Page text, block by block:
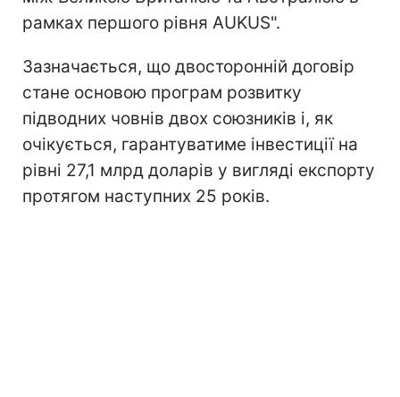
рамках першого рівня AUKUS".
Зазначається, що двосторонній договір
стане основою програм розвитку
підводних човнів двох союзників і, як
очікується, гарантуватиме інвестиції на
рівні 27,1 млрд доларів у вигляді експорту
протягом наступних 25 років.